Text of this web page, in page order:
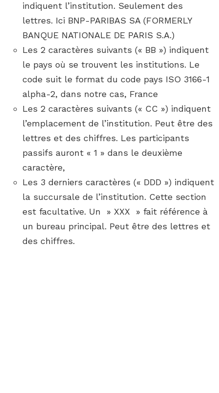
indiquent l’institution. Seulement des
lettres. Ici BNP-PARIBAS SA (FORMERLY
BANQUE NATIONALE DE PARIS S.A.)
Les 2 caractères suivants (« BB ») indiquent
le pays où se trouvent les institutions. Le
code suit le format du code pays ISO 3166-1
alpha-2, dans notre cas, France
Les 2 caractères suivants (« CC ») indiquent
l’emplacement de l’institution. Peut être des
lettres et des chiffres. Les participants
passifs auront « 1 » dans le deuxième
caractère,
Les 3 derniers caractères (« DDD ») indiquent
la succursale de l’institution. Cette section
est facultative. Un » XXX » fait référence à
un bureau principal. Peut être des lettres et
des chiffres.